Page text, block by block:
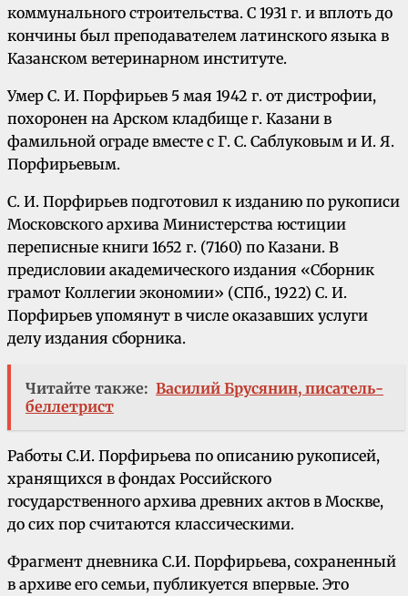
коммунального строительства. С 1931 г. и вплоть до
кончины был преподавателем латинского языка в
Казанском ветеринарном институте.
Умер С. И. Порфирьев 5 мая 1942 г. от дистрофии,
похоронен на Арском кладбище г. Казани в
фамильной ограде вместе с Г. С. Саблуковым и И. Я.
Порфирьевым.
С. И. Порфирьев подготовил к изданию по рукописи
Московского архива Министерства юстиции
переписные книги 1652 г. (7160) по Казани. В
предисловии академического издания «Сборник
грамот Коллегии экономии» (СПб., 1922) С. И.
Порфирьев упомянут в числе оказавших услуги
делу издания сборника.
Читайте также: Василий Брусянин, писатель-
беллетрист
Работы С.И. Порфирьева по описанию рукописей,
хранящихся в фондах Российского
государственного архива древних актов в Москве,
до сих пор считаются классическими.
Фрагмент дневника С.И. Порфирьева, сохраненный
в архиве его семьи, публикуется впервые. Это